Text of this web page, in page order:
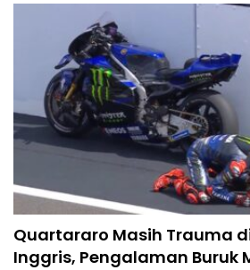
Quartararo Masih Trauma
Inggris, Pengalaman Buruk